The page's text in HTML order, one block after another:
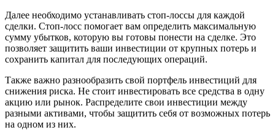
Далее необходимо устанавливать стоп-лоссы для каждой
сделки. Стоп-лосс помогает вам определить максимальную
сумму убытков, которую вы готовы понести на сделке. Это
позволяет защитить ваши инвестиции от крупных потерь и
сохранить капитал для последующих операций.
Также важно разнообразить свой портфель инвестиций для
снижения риска. Не стоит инвестировать все средства в одну
акцию или рынок. Распределите свои инвестиции между
разными активами, чтобы защитить себя от возможных потерь
на одном из них.